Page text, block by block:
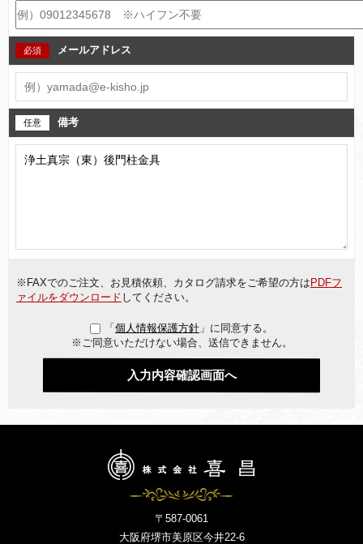
メールアドレス
備考
※FAXでのご注文、お見積依頼、カタログ請求をご希望の方は PDFフ
ァイルをダウンロード してください。
「 個人情報保護方針 」に同意する。
※ご同意いただけない場合、送信できません。
入力内容確認画面へ
〒587-0061
大阪府堺市美原区今井22-6